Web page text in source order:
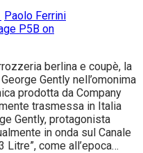
Paolo Ferrini
berlina e coupè, la
Gently nell’omonima
prodotta da Company
trasmessa in Italia
Gently, protagonista
in onda sul Canale
Litre”, come all’epoca…